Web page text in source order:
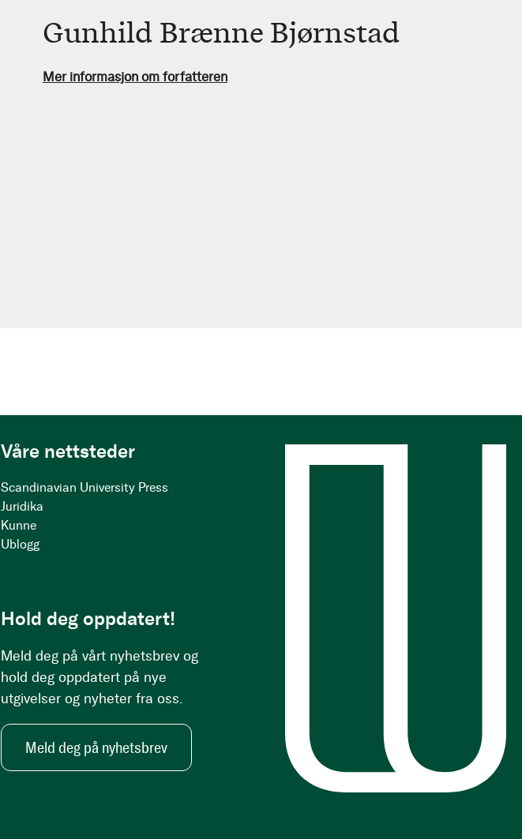
Gunhild Brænne Bjørnstad
Mer informasjon om forfatteren
Våre nettsteder
Scandinavian University Press
Juridika
Kunne
Ublogg
Hold deg oppdatert!
Meld deg på vårt nyhetsbrev og
hold deg oppdatert på nye
utgivelser og nyheter fra oss.
Meld deg på nyhetsbrev